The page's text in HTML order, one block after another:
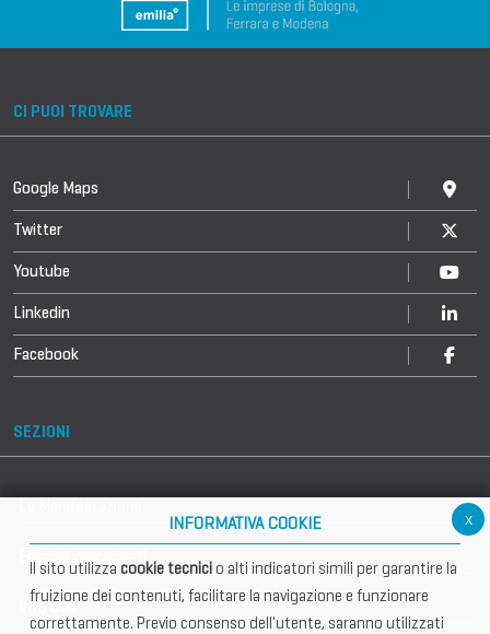
CI PUOI TROVARE
Google Maps
Twitter
Youtube
Linkedin
Facebook
SEZIONI
Info utili
x
INFORMATIVA COOKIE
Il sito utilizza cookie tecnicio alti indicatori simili per garantire la
fruizione dei contenuti, facilitare la navigazione e funzionare
correttamente. Previo consenso dell'utente, saranno utilizzati